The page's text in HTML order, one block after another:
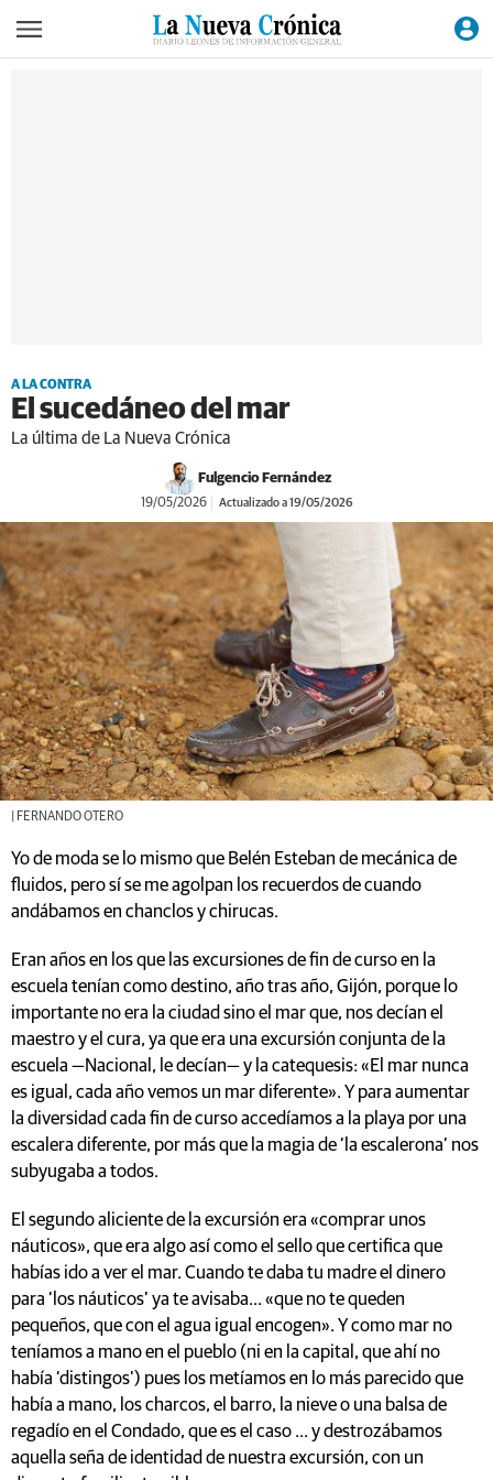
A LA CONTRA
El sucedáneo del mar
La última de La Nueva Crónica
Fulgencio Fernández
19/05/2026 Actualizado a 19/05/2026
| FERNANDO OTERO
Yo de moda se lo mismo que Belén Esteban de mecánica de
fluidos, pero sí se me agolpan los recuerdos de cuando
andábamos en chanclos y chirucas.
Eran años en los que las excursiones de fin de curso en la
escuela tenían como destino, año tras año, Gijón, porque lo
importante no era la ciudad sino el mar que, nos decían el
maestro y el cura, ya que era una excursión conjunta de la
escuela —Nacional, le decían— y la catequesis: «El mar nunca
es igual, cada año vemos un mar diferente». Y para aumentar
la diversidad cada fin de curso accedíamos a la playa por una
escalera diferente, por más que la magia de ‘la escalerona’ nos
subyugaba a todos.
El segundo aliciente de la excursión era «comprar unos
náuticos», que era algo así como el sello que certifica que
habías ido a ver el mar. Cuando te daba tu madre el dinero
para ‘los náuticos’ ya te avisaba... «que no te queden
pequeños, que con el agua igual encogen». Y como mar no
teníamos a mano en el pueblo (ni en la capital, que ahí no
había ‘distingos’) pues los metíamos en lo más parecido que
había a mano, los charcos, el barro, la nieve o una balsa de
regadío en el Condado, que es el caso ... y destrozábamos
aquella seña de identidad de nuestra excursión, con un